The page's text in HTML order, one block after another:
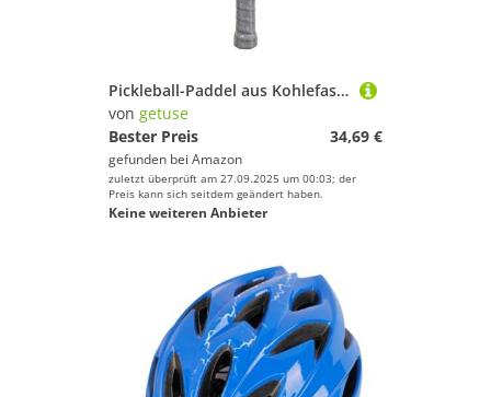
Pickleball-Paddel aus Kohlefaser, 16 mm dick, professioneller Schläger mit strukturierter Oberfläche, für Anfänger und Turnierspiele
von getuse
Bester Preis
34,69 €
gefunden bei Amazon
zuletzt überprüft am 27.09.2025 um 00:03; der
Preis kann sich seitdem geändert haben.
Keine weiteren Anbieter